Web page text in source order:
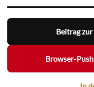
Beitrag
Browser-